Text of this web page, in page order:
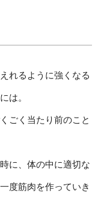
れるように強くなる
は。
ごく当たり前のこと
に、体の中に適切な
度筋肉を作っていき